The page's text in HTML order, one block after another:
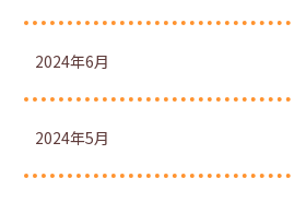
2024年6月
2024年5月